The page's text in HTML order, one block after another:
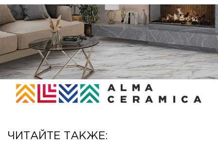
ЧИТАЙТЕ ТАКЖЕ: